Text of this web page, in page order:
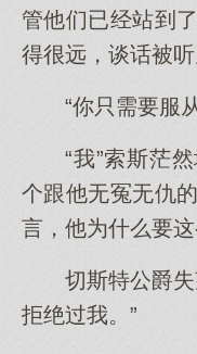
管他们已经站到
得很远，谈话被听
“你只需要服
“我”索斯茫
个跟他无冤无仇
言，他为什么要这
切斯特公爵
拒绝过我。”